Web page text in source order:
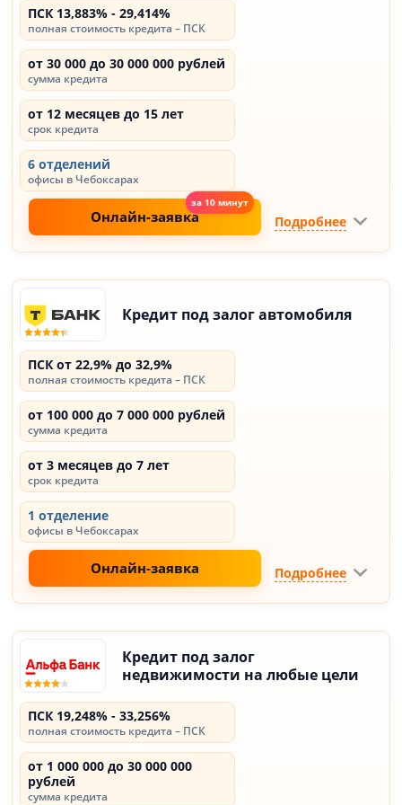
ПСК 13,883% - 29,414%
полная стоимость кредита – ПСК
от 30 000 до 30 000 000 рублей
сумма кредита
от 12 месяцев до 15 лет
срок кредита
6 отделений
офисы в Чебоксарах
Онлайн-заявка Подробнее
Кредит под залог автомобиля
ПСК от 22,9% до 32,9%
полная стоимость кредита – ПСК
от 100 000 до 7 000 000 рублей
сумма кредита
от 3 месяцев до 7 лет
срок кредита
1 отделение
офисы в Чебоксарах
Онлайн-заявка Подробнее
Кредит под залог
недвижимости на любые цели
ПСК 19,248% - 33,256%
полная стоимость кредита – ПСК
от 1 000 000 до 30 000 000
рублей
сумма кредита